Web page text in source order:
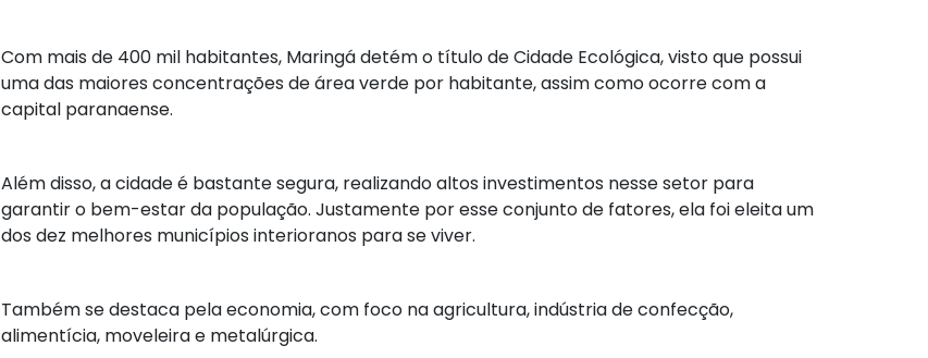
Com mais de 400 mil habitantes, Maringá detém o título de Cidade Ecológica, visto que possui
uma das maiores concentrações de área verde por habitante, assim como ocorre com a
capital paranaense.
Além disso, a cidade é bastante segura, realizando altos investimentos nesse setor para
garantir o bem-estar da população. Justamente por esse conjunto de fatores, ela foi eleita um
dos dez melhores municípios interioranos para se viver.
Também se destaca pela economia, com foco na agricultura, indústria de confecção,
alimentícia, moveleira e metalúrgica.